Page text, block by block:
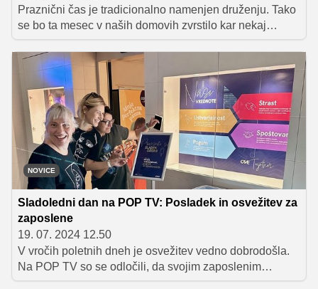
Praznični čas je tradicionalno namenjen druženju. Tako
se bo ta mesec v naših domovih zvrstilo kar nekaj
obiskov, ki jih bomo želeli očarati ne le s prazničnim
dekorjem, temveč tudi z izjemno postrežbo. Namesto
klasičnih prazničnih piškotov in potice jim zato letos
ponudite sladico v kozarcu. Ponujamo vam 3 super
ideje za hitro pripravljene in izjemno okusne deserte, ki
so kot nalašč za ta praznični čas, za pripravo pa
potrebujete le nekaj osnovnih sestavin in kakovostno
sladko smetano.
NOVICE
Sladoledni dan na POP TV: Posladek in osvežitev za
zaposlene
19. 07. 2024 12.50
V vročih poletnih dneh je osvežitev vedno dobrodošla.
Na POP TV so se odločili, da svojim zaposlenim
popestrijo poletni delovni vsakdan s sladko osvežitvijo.